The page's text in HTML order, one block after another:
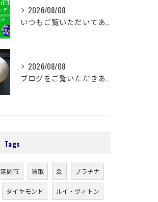
2026/08/08
いつもご覧いただいてありがとうございます😊
2026/08/08
ブログをご覧いただきありがとうございます🙇‍♀️ 延岡市浜町...
Tags
延岡市 買取 金 プラチナ
ダイヤモンド ルイ・ヴィトン